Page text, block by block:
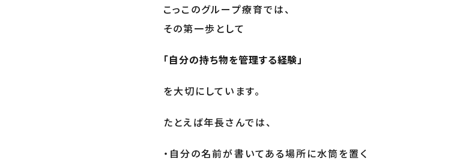
こっこのグループ療育では、
その第一歩として
「自分の持ち物を管理する経験」
を大切にしています。
たとえば年長さんでは、
・自分の名前が書いてある場所に水筒を置く